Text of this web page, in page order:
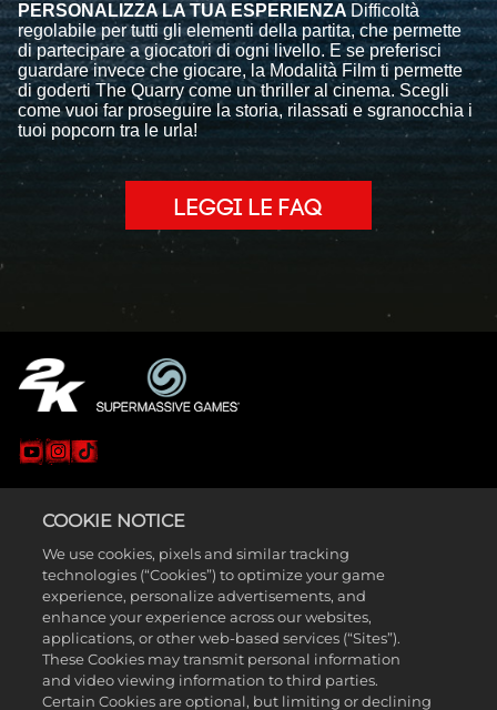
PERSONALIZZA LA TUA ESPERIENZA Difficoltà
regolabile per tutti gli elementi della partita, che permette
di partecipare a giocatori di ogni livello. E se preferisci
guardare invece che giocare, la Modalità Film ti permette
di goderti The Quarry come un thriller al cinema. Scegli
come vuoi far proseguire la storia, rilassati e sgranocchia i
tuoi popcorn tra le urla!
LEGGI LE FAQ
COOKIE NOTICE
We use cookies, pixels and similar tracking
technologies (“Cookies”) to optimize your game
experience, personalize advertisements, and
enhance your experience across our websites,
applications, or other web-based services (“Sites”).
These Cookies may transmit personal information
and video viewing information to third parties.
Certain Cookies are optional, but limiting or declining